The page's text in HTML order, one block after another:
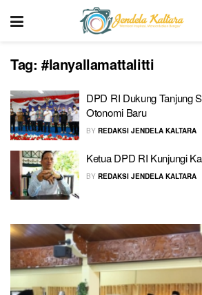
Tag: #lanyallamattalitti
DPD RI Dukung Tanjung
Otonomi Baru
BY REDAKSI JENDELA KALTARA
Ketua DPD RI Kunjungi
BY REDAKSI JENDELA KALTARA